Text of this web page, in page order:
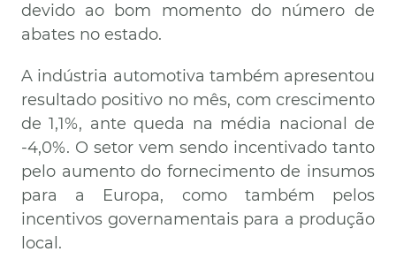
devido ao bom momento do número de
abates no estado.
A indústria automotiva também apresentou
resultado positivo no mês, com crescimento
de 1,1%, ante queda na média nacional de
-4,0%. O setor vem sendo incentivado tanto
pelo aumento do fornecimento de insumos
para a Europa, como também pelos
incentivos governamentais para a produção
local.